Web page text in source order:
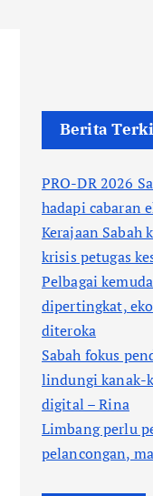
Berita
PRO-DR 2026
hadapi cabaran
Kerajaan Sabah
krisis petugas
Pelbagai
dipertingkat,
diteroka
Sabah fokus
lindungi kanak-
digital – Rina
Limbang perlu
pelancongan,